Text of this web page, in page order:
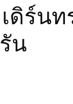
ดิร์น
น